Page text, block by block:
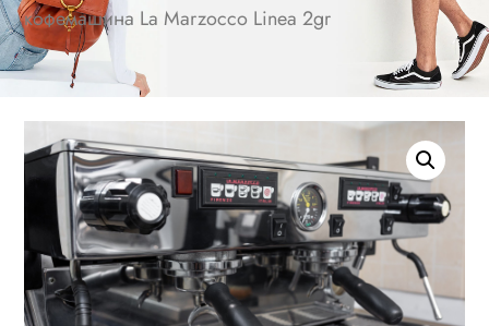
кофемашина La Marzocco Linea 2gr